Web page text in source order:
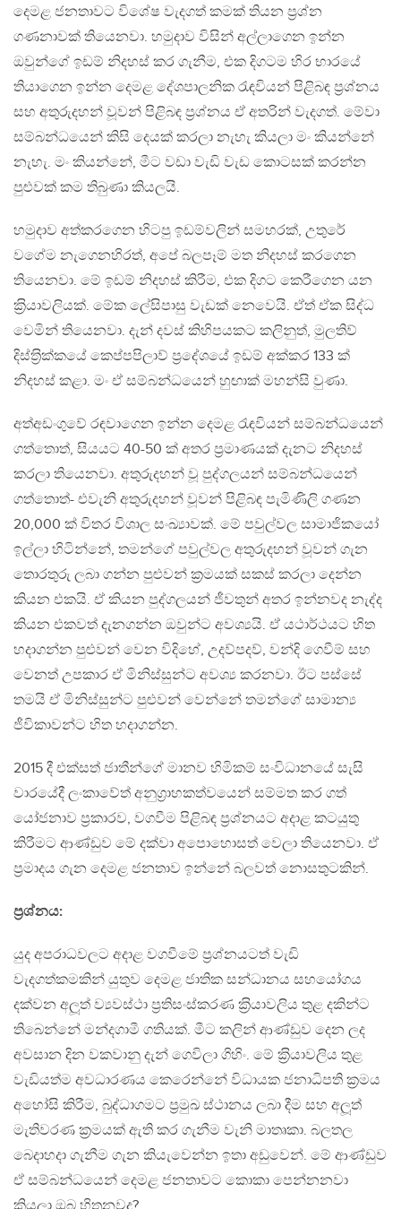
දෙමළ ජනතාවට විශේෂ වැදගත් කමක් තියන ප‍්‍රශ්න
ගණනාවක් තියෙනවා. හමුදාව විසින් අල්ලාගෙන ඉන්න
ඔවුන්ගේ ඉඩම් නිදහස් කර ගැනීම, එක දිගටම හිර භාරයේ
තියාගෙන ඉන්න දෙමළ දේශපාලනික රැඳවියන් පිළිබඳ ප‍්‍රශ්නය
සහ අතුරුදහන් වූවන් පිළිබඳ ප‍්‍රශ්නය ඒ අතරින් වැදගත්. මේවා
සම්බන්ධයෙන් කිසි දෙයක් කරලා නැහැ කියලා මං කියන්නේ
නැහැ. මං කියන්නේ, මීට වඩා වැඩි වැඩ කොටසක් කරන්න
පුළුවක් කම තිබුණා කියලයි.
හමුදාව අත්කරගෙන හිටපු ඉඩම්වලින් සමහරක්, උතුරේ
වගේම නැගෙනහිරත්, අපේ බලපෑම් මත නිදහස් කරගෙන
තියෙනවා. මේ ඉඩම් නිදහස් කිරීම, එක දිගට කෙරීගෙන යන
ක‍්‍රියාවලියක්. මේක ලේසිපාසු වැඩක් නෙවෙයි. ඒත් ඒක සිද්ධ
වෙමින් තියෙනවා. දැන් දවස් කිහිපයකට කලිනුත්, මුලතිව්
දිස්ත‍්‍රික්කයේ කෙප්පපිලාව් ප‍්‍රදේශයේ ඉඩම් අක්කර 133 ක්
නිදහස් කළා. මං ඒ සම්බන්ධයෙන් හුඟාක් මහන්සි වුණා.
අත්අඩංගුවේ රඳවාගෙන ඉන්න දෙමළ රැඳවියන් සම්බන්ධයෙන්
ගත්තොත්, සියයට 40-50 ක් අතර ප‍්‍රමාණයක් දැනට නිදහස්
කරලා තියෙනවා. අතුරුදහන් වූ පුද්ගලයන් සම්බන්ධයෙන්
ගත්තොත්- එවැනි අතුරුදහන් වූවන් පිළිබඳ පැමිණිලි ගණන
20,000 ක් විතර විශාල සංඛ්‍යාවක්. මේ පවුල්වල සාමාජිකයෝ
ඉල්ලා හිටින්නේ, තමන්ගේ පවුල්වල අතුරුදහන් වූවන් ගැන
තොරතුරු ලබා ගන්න පුළුවන් ක‍්‍රමයක් සකස් කරලා දෙන්න
කියන එකයි. ඒ කියන පුද්ගලයන් ජීවතුන් අතර ඉන්නවද නැද්ද
කියන එකවත් දැනගන්න ඔවුන්ට අවශ්‍යයි. ඒ යථාර්ථයට හිත
හදාගන්න පුළුවන් වෙන විදිහේ, උදව්පදව්, වන්දි ගෙවීම් සහ
වෙනත් උපකාර ඒ මිනිස්සුන්ට අවශ්‍ය කරනවා. ඊට පස්සේ
තමයි ඒ මිනිස්සුන්ට පුළුවන් වෙන්නේ තමන්ගේ සාමාන්‍ය
ජීවිකාවන්ට හිත හදාගන්න.
2015 දී එක්සත් ජාතීන්ගේ මානව හිමිකම් සංවිධානයේ සැසි
වාරයේදී ලංකාවේත් අනුග‍්‍රාහකත්වයෙන් සම්මත කර ගත්
යෝජනාව ප‍්‍රකාරව, වගවීම පිළිබඳ ප‍්‍රශ්නයට අදාළ කටයුතු
කිරීමට ආණ්ඩුව මේ දක්වා අපොහොසත් වෙලා තියෙනවා. ඒ
ප‍්‍රමාදය ගැන දෙමළ ජනතාව ඉන්නේ බලවත් නොසතුටකින්.
ප‍්‍රශ්නය:
යුද අපරාධවලට අදාළ වගවීමේ ප‍්‍රශ්නයටත් වැඩි
වැදගත්කමකින් යුතුව දෙමළ ජාතික සන්ධානය සහයෝගය
දක්වන අලූත් ව්‍යවස්ථා ප‍්‍රතිසංස්කරණ ක‍්‍රියාවලිය තුළ දකින්ට
තිබෙන්නේ මන්දගාමී ගතියක්. මීට කලින් ආණ්ඩුව දෙන ලද
අවසාන දින වකවානු දැන් ගෙවිලා ගිහිං. මේ ක‍්‍රියාවලිය තුළ
වැඩියත්ම අවධාරණය කෙරෙන්නේ විධායක ජනාධිපති ක‍්‍රමය
අහෝසි කිරීම, බුද්ධාගමට ප‍්‍රමුඛ ස්ථානය ලබා දීම සහ අලූත්
මැතිවරණ ක‍්‍රමයක් ඇති කර ගැනීම වැනි මාතෘකා. බලතල
බෙදාහදා ගැනීම ගැන කියැවෙන්න ඉතා අඩුවෙන්. මේ ආණ්ඩුව
ඒ සම්බන්ධයෙන් දෙමළ ජනතාවට කොකා පෙන්නනවා
කියලා ඔබ හිතනවද?